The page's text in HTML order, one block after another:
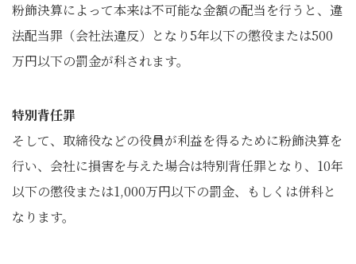
粉飾決算によって本来は不可能な金額の配当を行うと、違
法配当罪（会社法違反）となり5年以下の懲役または500
万円以下の罰金が科されます。
特別背任罪
そして、取締役などの役員が利益を得るために粉飾決算を
行い、会社に損害を与えた場合は特別背任罪となり、10年
以下の懲役または1,000万円以下の罰金、もしくは併科と
なります。